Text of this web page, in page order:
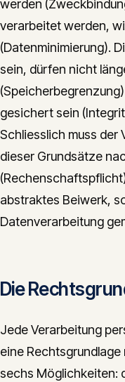
werden
verarbeitet werden,
(Datenminimierung).
sein, dürfen nicht
gesichert sein
Schliesslich muss der
dieser Grundsätze
abstraktes Beiwerk,
Datenverarbeitung
Die
Jede Verarbeitung
eine Rechtsgrundlage
sechs Möglichkeiten: